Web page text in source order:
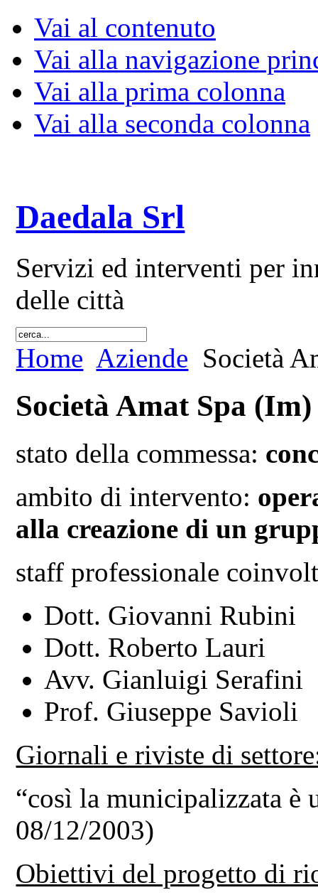
Vai al contenuto
Vai alla navigazione
Vai alla prima colonna
Vai alla seconda colonna
Daedala Srl
Servizi ed interventi per
delle città
Home Aziende Società
Società Amat Spa (Im)
stato della commessa:
ambito di intervento:
alla creazione di un
staff professionale
Dott. Giovanni Rubini
Dott. Roberto Lauri
Avv. Gianluigi Serafini
Prof. Giuseppe Savioli
Giornali e riviste di
“così la municipalizzata è
08/12/2003)
Obiettivi del progetto di